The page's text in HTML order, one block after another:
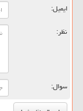
ایمیل:
نظر:
سوال: